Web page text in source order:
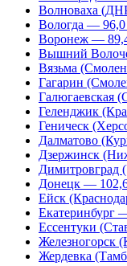
Волноваха
Вологда —
Воронеж —
Вышний
Вязьма
Гагарин
Галюгаевская
Геленджик
Геническ
Далматово
Дзержинск
Димитровград
Донецк —
Ейск
Екатеринбург
Ессентуки
Железногорск
Жердевка